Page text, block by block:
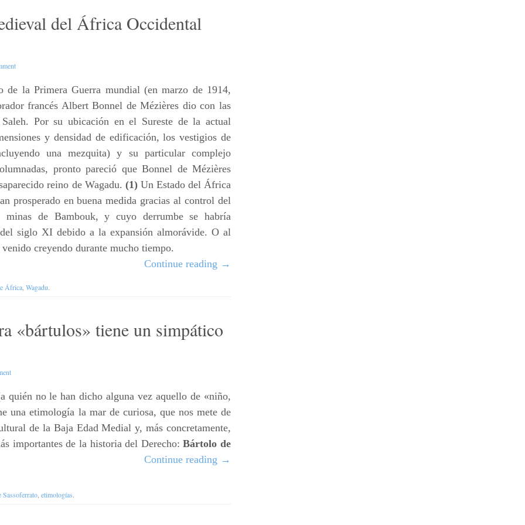
del África Occidental
de la Primera Guerra mundial (en marzo de 1914,
francés Albert Bonnel de Mézières dio con las
Por su ubicación en el Sureste de la actual
y densidad de edificación, los vestigios de
una mezquita) y su particular complejo
pronto pareció que Bonnel de Mézières
reino de Wagadu. (1) Un Estado del África
prosperado en buena medida gracias al control del
de Bambouk, y cuyo derrumbe se habría
siglo XI debido a la expansión almorávide. O al
creyendo durante mucho tiempo.
Continue reading →
África Wagadu.
«bártulos» tiene un simpático
quién no le han dicho alguna vez aquello de «niño,
una etimología la mar de curiosa, que nos mete de
de la Baja Edad Medial y, más concretamente,
importantes de la historia del Derecho:Bártolo de
Continue reading →
Sassoferrato etimologías.